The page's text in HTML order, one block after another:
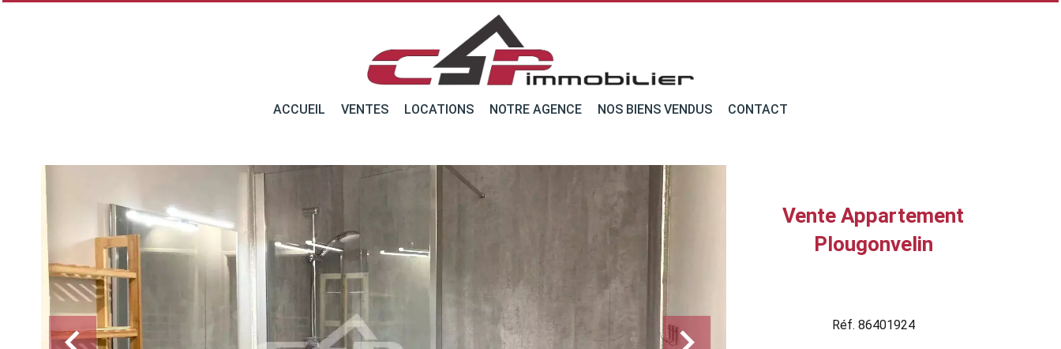
ACCUEIL VENTES LOCATIONS NOTRE AGENCE NOS BIENS VENDUS CONTACT
Vente Appartement
Plougonvelin
Réf. 86401924